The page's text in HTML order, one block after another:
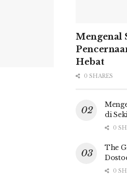
Mengenal
Hebat
0 SHARES
di
0
The
0